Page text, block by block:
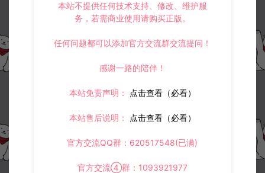
本站不提供任何技术支持、修改、维护服
务，若需商业使用请购买正版。
任何问题都可以添加官方交流群交流提问！
感谢一路的陪伴！
本站免责声明： 点击查看（必看）
本站售后说明： 点击查看（必看）
官方交流QQ群：620517548(已满)
官方交流④群：1093921977